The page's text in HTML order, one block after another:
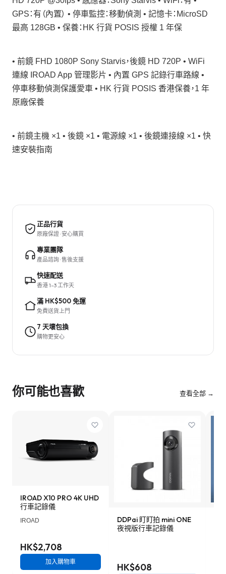
GPS：有（內置） • 停車監控：移動偵測 • 記憶卡：MicroSD
最高 128GB • 保養：HK 行貨 POSIS 授權 1 年保
• 前鏡 FHD 1080P Sony Starvis，後鏡 HD 720P • WiFi
連線 IROAD App 管理影片 • 內置 GPS 記錄行車路線 •
停車移動偵測保護愛車 • HK 行貨 POSIS 香港保養，1 年
原廠保養
• 前鏡主機 ×1 • 後鏡 ×1 • 電源線 ×1 • 後鏡連接線 ×1 • 快
速安裝指南
正品行貨
原廠保證 · 安心購買
專業團隊
產品諮詢 · 售後支援
快速配送
香港 1–3 工作天
滿 HK$500 免運
免費送貨上門
7 天壞包換
購物更安心
你可能也喜歡 查看全部 →
IROAD X10 PRO 4K UHD
行車記錄儀
IROAD
HK$2,708
加入購物車
DDPai 盯盯拍 mini ONE
夜視版行車記錄儀
HK$608